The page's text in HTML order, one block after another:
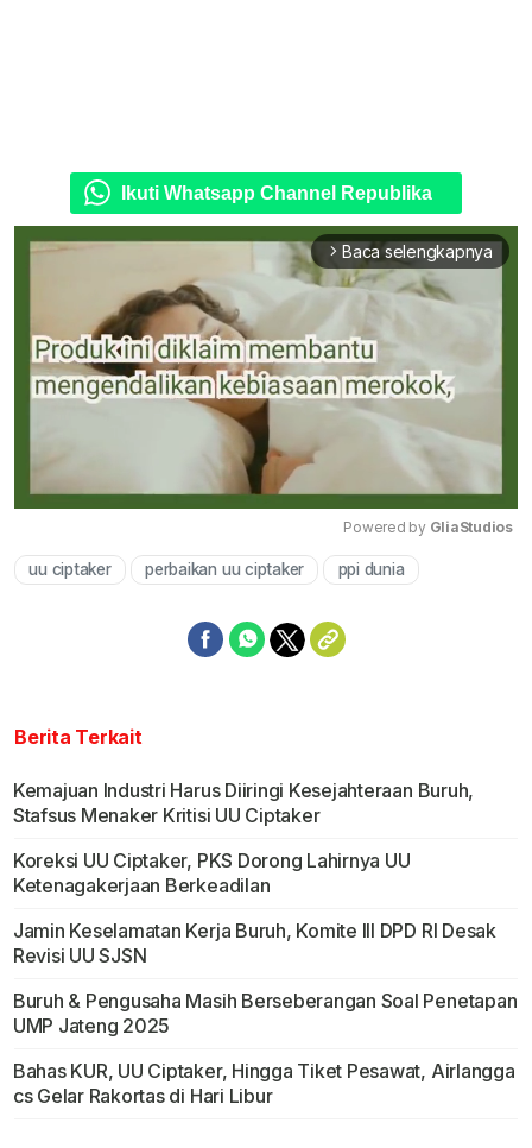
Ikuti Whatsapp Channel Republika
arrow_forward_ios Baca selengkapnya
Powered by GliaStudios
uu ciptaker perbaikan uu ciptaker ppi dunia
Berita Terkait
Kemajuan Industri Harus Diiringi Kesejahteraan Buruh,
Stafsus Menaker Kritisi UU Ciptaker
Koreksi UU Ciptaker, PKS Dorong Lahirnya UU
Ketenagakerjaan Berkeadilan
Jamin Keselamatan Kerja Buruh, Komite III DPD RI Desak
Revisi UU SJSN
Buruh & Pengusaha Masih Berseberangan Soal Penetapan
UMP Jateng 2025
Bahas KUR, UU Ciptaker, Hingga Tiket Pesawat, Airlangga
cs Gelar Rakortas di Hari Libur